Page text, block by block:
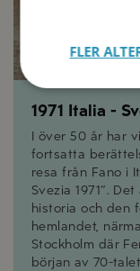
1971 Italia -
I över 50 år har
fortsatta
resa från Fano i
Svezia 1971”.
historia och den
hemlandet,
Stockholm där
början av 70-
FLER